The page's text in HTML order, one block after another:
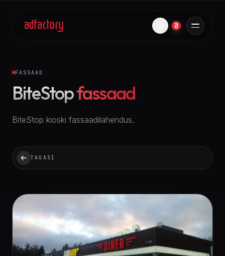
FASSAAD
BiteStopfassaad
BiteStop kioski fassaadilahendus.
TAGASI